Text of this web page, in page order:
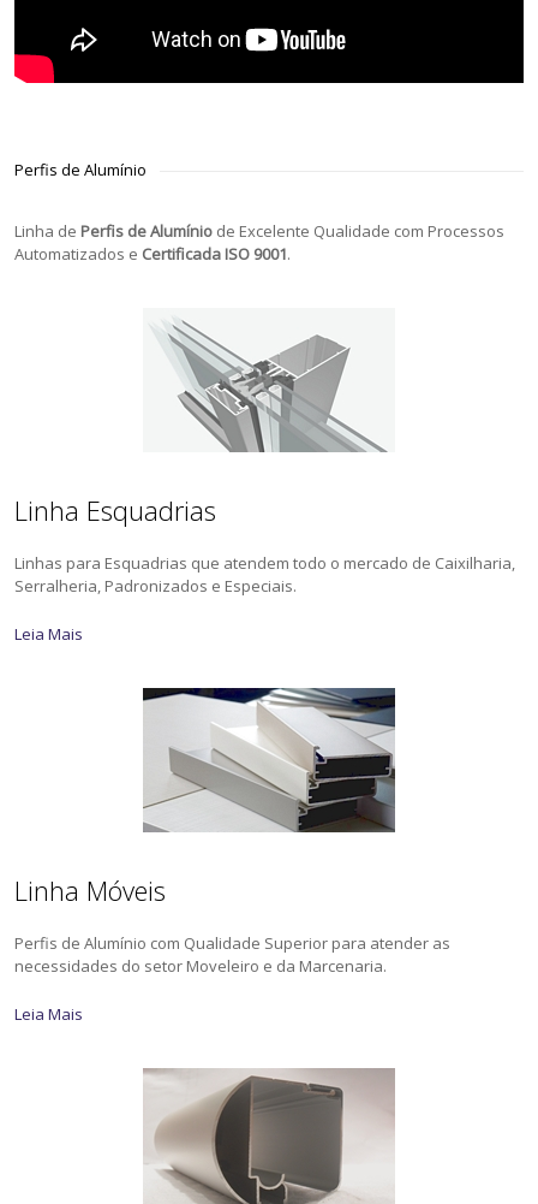
Perfis de Alumínio
Linha de Perfis de Alumínio de Excelente Qualidade com Processos
Automatizados e Certificada ISO 9001.
Linha Esquadrias
Linhas para Esquadrias que atendem todo o mercado de Caixilharia,
Serralheria, Padronizados e Especiais.
Leia Mais
Linha Móveis
Perfis de Alumínio com Qualidade Superior para atender as
necessidades do setor Moveleiro e da Marcenaria.
Leia Mais